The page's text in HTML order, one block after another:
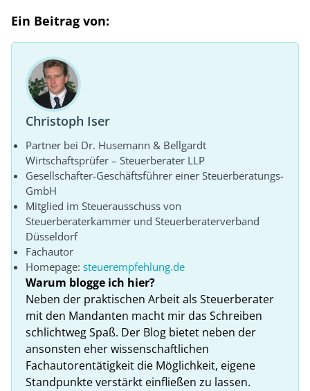
Ein Beitrag von:
Christoph Iser
Partner bei Dr. Husemann & Bellgardt
Wirtschaftsprüfer – Steuerberater LLP
Gesellschafter-Geschäftsführer einer Steuerberatungs-
GmbH
Mitglied im Steuerausschuss von
Steuerberaterkammer und Steuerberaterverband
Düsseldorf
Fachautor
Homepage: steuerempfehlung.de
Warum blogge ich hier?
Neben der praktischen Arbeit als Steuerberater
mit den Mandanten macht mir das Schreiben
schlichtweg Spaß. Der Blog bietet neben der
ansonsten eher wissenschaftlichen
Fachautorentätigkeit die Möglichkeit, eigene
Standpunkte verstärkt einfließen zu lassen.